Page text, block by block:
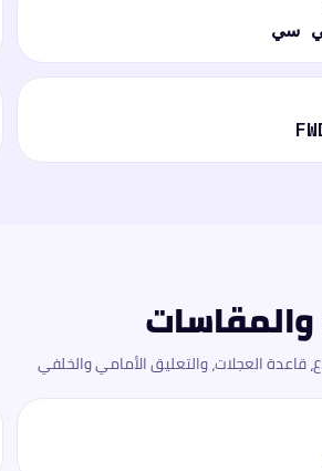
والمقاسات
قاعدة العجلات، والتعليق الأمامي والخلفي